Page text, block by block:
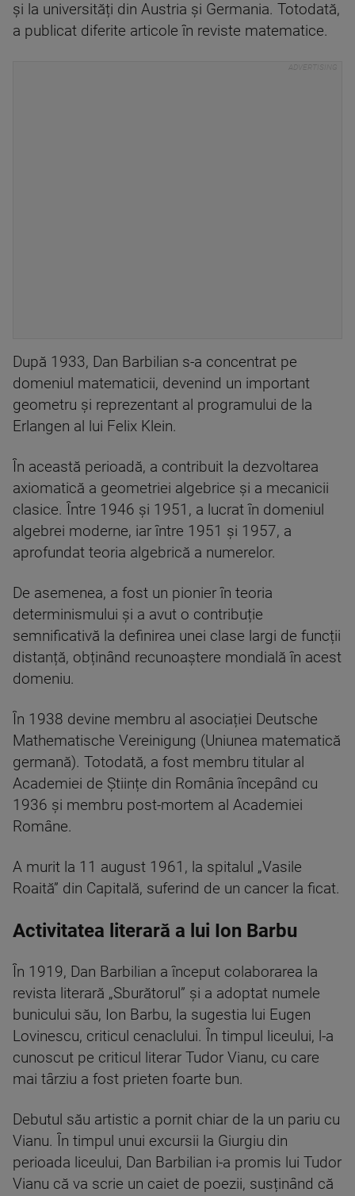
și la universități din Austria și Germania. Totodată,
a publicat diferite articole în reviste matematice.
După 1933, Dan Barbilian s-a concentrat pe
domeniul matematicii, devenind un important
geometru și reprezentant al programului de la
Erlangen al lui Felix Klein.
În această perioadă, a contribuit la dezvoltarea
axiomatică a geometriei algebrice și a mecanicii
clasice. Între 1946 și 1951, a lucrat în domeniul
algebrei moderne, iar între 1951 și 1957, a
aprofundat teoria algebrică a numerelor.
De asemenea, a fost un pionier în teoria
determinismului și a avut o contribuție
semnificativă la definirea unei clase largi de funcții
distanță, obținând recunoaștere mondială în acest
domeniu.
În 1938 devine membru al asociației Deutsche
Mathematische Vereinigung (Uniunea matematică
germană). Totodată, a fost membru titular al
Academiei de Științe din România începând cu
1936 și membru post-mortem al Academiei
Române.
A murit la 11 august 1961, la spitalul „Vasile
Roaită” din Capitală, suferind de un cancer la ficat.
Activitatea literară a lui Ion Barbu
În 1919, Dan Barbilian a început colaborarea la
revista literară „Sburătorul” și a adoptat numele
bunicului său, Ion Barbu, la sugestia lui Eugen
Lovinescu, criticul cenaclului. În timpul liceului, l-a
cunoscut pe criticul literar Tudor Vianu, cu care
mai târziu a fost prieten foarte bun.
Debutul său artistic a pornit chiar de la un pariu cu
Vianu. În timpul unui excursii la Giurgiu din
perioada liceului, Dan Barbilian i-a promis lui Tudor
Vianu că va scrie un caiet de poezii, susținând că